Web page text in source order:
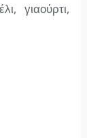
γιαούρτι,